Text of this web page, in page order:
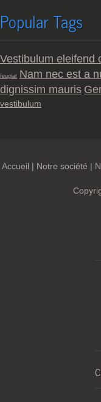
Popular Tags
Vestibulum eleifend
feugiat Nam nec est a
dignissim mauris
vestibulum
Accueil | Notre société |